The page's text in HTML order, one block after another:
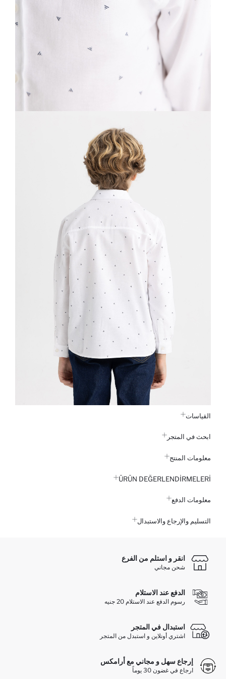
القياسات
ابحث في المتجر
معلومات المنتج
ÜRÜN DEĞERLENDİRMELERİ
معلومات الدفع
التسليم والإرجاع والاستبدال
انقر و استلم من الفرع
شحن مجاني
الدفع عند الاستلام
رسوم الدفع عند الاستلام 20 جنيه
استبدال في المتجر
اشتري أونلاين و استبدل من المتجر
إرجاع سهل و مجاني مع أرامكس
ارجاع في غضون 30 يوماً